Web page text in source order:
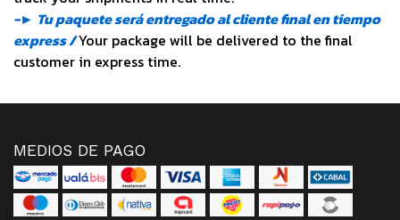
-► Tu paquete será entregado al cliente final en tiempo
express /Your package will be delivered to the final
customer in express time.
MEDIOS DE PAGO